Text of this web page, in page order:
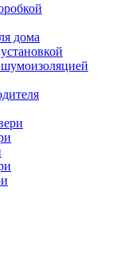
дома